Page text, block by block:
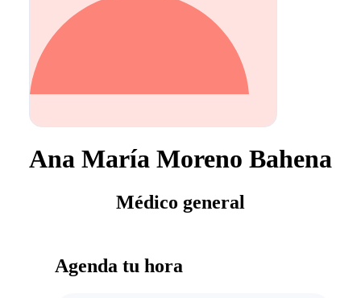
Ana María Moreno Bahena
Médico general
Agenda tu hora